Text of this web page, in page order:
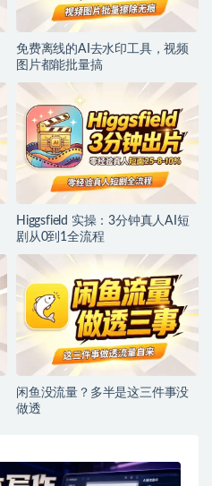
免费离线的AI去水印工具，视频
图片都能批量搞
Higgsfield 实操：3分钟真人AI短
剧从0到1全流程
闲鱼没流量？多半是这三件事没
做透